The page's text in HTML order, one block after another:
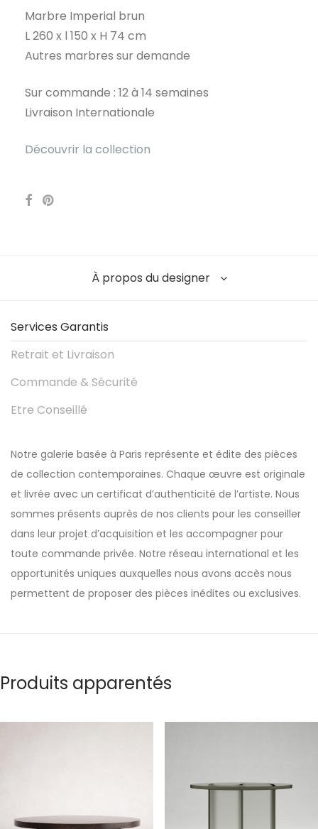
Marbre Imperial brun
L 260 x l 150 x H 74 cm
Autres marbres sur demande
Sur commande : 12 à 14 semaines
Livraison Internationale
Découvrir la collection
À propos du designer
Services Garantis
Retrait et Livraison
Commande & Sécurité
Etre Conseillé
Notre galerie basée à Paris représente et édite des pièces
de collection contemporaines. Chaque œuvre est originale
et livrée avec un certificat d’authenticité de l’artiste. Nous
sommes présents auprès de nos clients pour les conseiller
dans leur projet d’acquisition et les accompagner pour
toute commande privée. Notre réseau international et les
opportunités uniques auxquelles nous avons accès nous
permettent de proposer des pièces inédites ou exclusives.
Produits apparentés